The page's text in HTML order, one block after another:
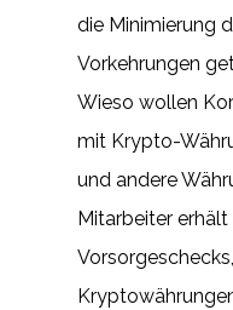
die Minimierung
Vorkehrungen
Wieso wollen
mit Krypto-
und andere
Mitarbeiter